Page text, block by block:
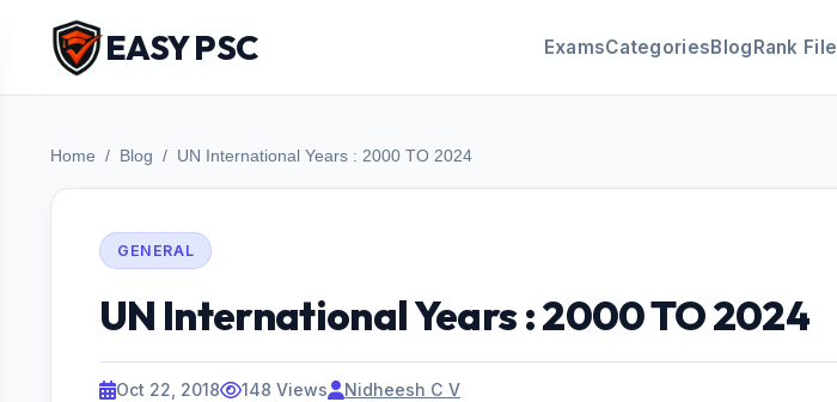
EASY PSC ExamsCategoriesBlogRank File
Home Blog UN International Years : 2000 TO 2024
GENERAL
UN International Years : 2000 TO 2024
Oct 22, 2018 148 Views Nidheesh C V